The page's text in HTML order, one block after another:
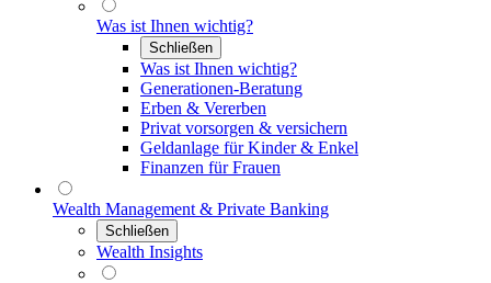
Was ist Ihnen wichtig?
Schließen
Was ist Ihnen wichtig?
Generationen-Beratung
Erben & Vererben
Privat vorsorgen & versichern
Geldanlage für Kinder & Enkel
Finanzen für Frauen
Wealth Management & Private Banking
Schließen
Wealth Insights